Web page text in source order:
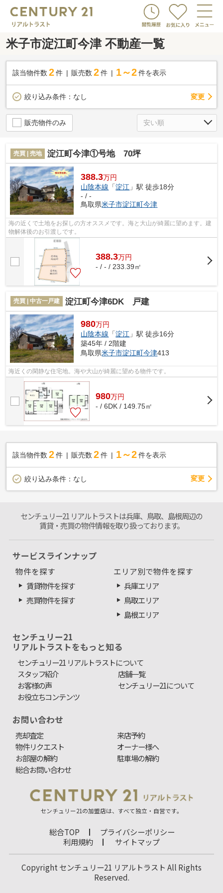
米子市淀江町今津 不動産一覧
該当物件数 2件 販売数 2 件 1～2 件を表示
絞り込み条件： なし 変更
販売物件のみ
売買 | 売地 淀江町今津①号地 70坪
388.3万円
山陰本線 「淀江 」駅 徒歩18分
- / -
鳥取県米子市淀江町今津
海の近くで土地をお探しの方オススメです。海と大山が綺麗に望めます。建
物解体後のお引渡しです。
388.3万円
- / - / 233.39㎡
売買 | 中古一戸建 淀江町今津6DK 戸建
980万円
山陰本線 「淀江 」駅 徒歩16分
築45年 / 2階建
鳥取県米子市淀江町今津413
海近くの閑静な住宅地。海や大山が綺麗に望める物件です。
980万円
- / 6DK / 149.75㎡
該当物件数 2件 販売数 2 件 1～2 件を表示
絞り込み条件： なし 変更
センチュリー21 リアルトラストは兵庫、鳥取、島根周辺の
賃貸・売買の物件情報を取り扱っております。
サービスラインナップ
物件を探す
賃貸物件を探す
売買物件を探す
エリア別で物件を探す
兵庫エリア
鳥取エリア
島根エリア
センチュリー21
リアルトラストをもっと知る
センチュリー21 リアルトラストについて
スタッフ紹介
店舗一覧
お客様の声
センチュリー21について
お役立ちコンテンツ
お問い合わせ
売却査定
来店予約
物件リクエスト
オーナー様へ
お部屋の解約
駐車場の解約
総合お問い合わせ
センチュリー21の加盟店は、すべて独立・自営です。
総合TOP
プライバシーポリシー
利用規約
サイトマップ
Copyright センチュリー21 リアルトラスト All Rights
Reserved.